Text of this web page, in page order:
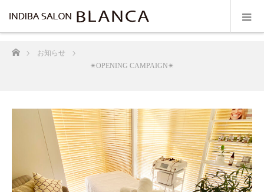
ホームお知らせ
✴︎OPENING CAMPAIGN✴︎